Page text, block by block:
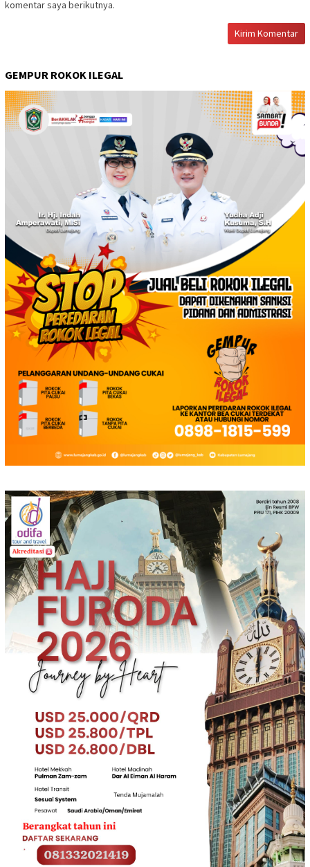
komentar saya berikutnya.
GEMPUR ROKOK ILEGAL